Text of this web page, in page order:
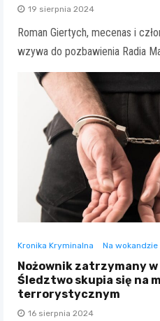
19 sierpnia 2024
Roman Giertych, mecenas i
wzywa do pozbawienia Radia
Kronika Kryminalna Na
Nożownik zatrzymany
Śledztwo skupia się na
terrorystycznym
16 sierpnia 2024